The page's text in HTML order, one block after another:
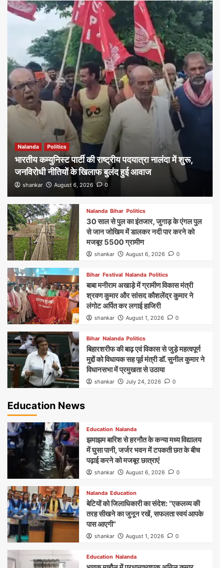
Nalanda Politics
भारतीय कम्युनिस्ट पार्टी की राष्ट्रीय पदयात्रा नालंदा में शुरू,
जनविरोधी नीतियों के खिलाफ बुलंद हुई आवाज
shankar August 6, 2026 0
Nalanda Bihar Politics
30 साल से पुल का इंतजार, जुगाड़ के एंगल पुल
से जान जोखिम में डालकर नदी पार करने को
मजबूर 5500 ग्रामीण
shankar August 6, 2026 0
Bihar Festival Nalanda Politics
बाबा मनीराम अखाड़े में ग्रामीण विकास मंत्री
श्रवण कुमार और सांसद कौशलेंद्र कुमार ने
लंगोट अर्पित कर लगाई हाजिरी
shankar August 1, 2026 0
Bihar Nalanda Politics
बिहारशरीफ की बाढ़ एवं विकास से जुड़े महत्वपूर्ण
मुद्दों को विधायक सह पूर्व मंत्री डॉ. सुनील कुमार ने
विधानसभा में प्रमुखता से उठाया
shankar July 24, 2026 0
Education News
Education Nalanda
झमाझम बारिश से हरनौत के कन्या मध्य विद्यालय
में घुसा पानी, जर्जर भवन में टपकती छत के बीच
पढ़ाई करने को मजबूर छात्राएं
shankar August 6, 2026 0
Nalanda Education
बेटियों को जिलाधिकारी का संदेश: “एकलव्य की
तरह सीखने का जुनून रखें, सफलता स्वयं आपके
पास आएगी”
shankar August 1, 2026 0
Education Nalanda